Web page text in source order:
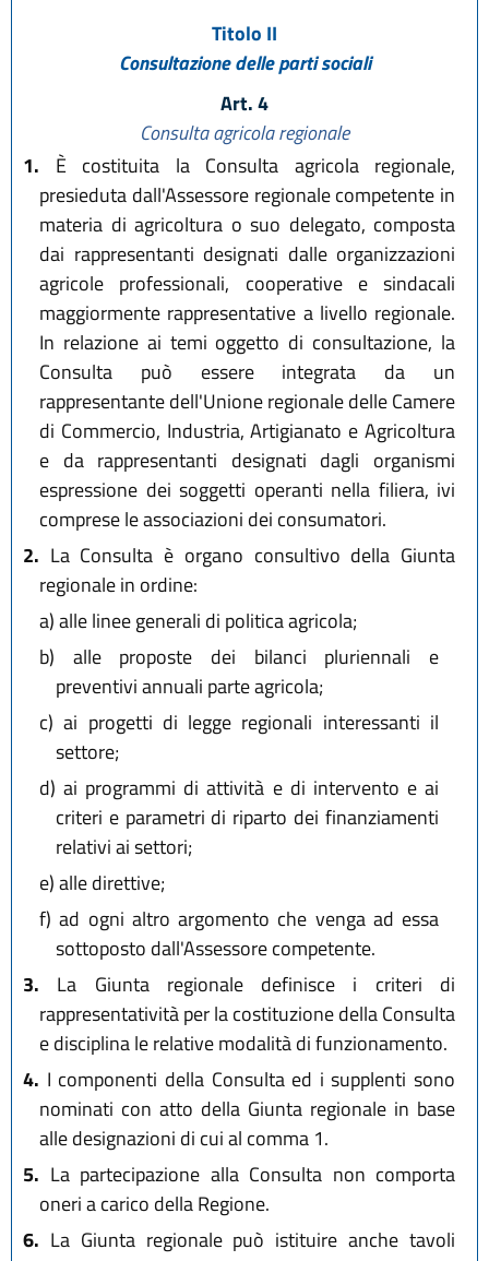
Titolo II
Consultazione delle parti sociali
Art. 4
Consulta agricola regionale
1. È costituita la Consulta agricola regionale,
presieduta dall'Assessore regionale competente in
materia di agricoltura o suo delegato, composta
dai rappresentanti designati dalle organizzazioni
agricole professionali, cooperative e sindacali
maggiormente rappresentative a livello regionale.
In relazione ai temi oggetto di consultazione, la
Consulta può essere integrata da un
rappresentante dell'Unione regionale delle Camere
di Commercio, Industria, Artigianato e Agricoltura
e da rappresentanti designati dagli organismi
espressione dei soggetti operanti nella filiera, ivi
comprese le associazioni dei consumatori.
2. La Consulta è organo consultivo della Giunta
regionale in ordine:
a)alle linee generali di politica agricola;
b) alle proposte dei bilanci pluriennali e
preventivi annuali parte agricola;
c) ai progetti di legge regionali interessanti il
settore;
d) ai programmi di attività e di intervento e ai
criteri e parametri di riparto dei finanziamenti
relativi ai settori;
e)alle direttive;
f) ad ogni altro argomento che venga ad essa
sottoposto dall'Assessore competente.
3. La Giunta regionale definisce i criteri di
rappresentatività per la costituzione della Consulta
e disciplina le relative modalità di funzionamento.
4. I componenti della Consulta ed i supplenti sono
nominati con atto della Giunta regionale in base
alle designazioni di cui al comma 1.
5. La partecipazione alla Consulta non comporta
oneri a carico della Regione.
6. La Giunta regionale può istituire anche tavoli